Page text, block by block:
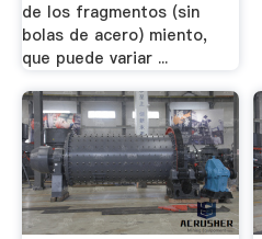
de los fragmentos (sin
bolas de acero) miento,
que puede variar ...